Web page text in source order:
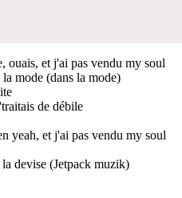
ouais, et j'ai pas vendu my soul
mode (dans la mode)
de débile
yeah, et j'ai pas vendu my soul
devise (Jetpack muzik)